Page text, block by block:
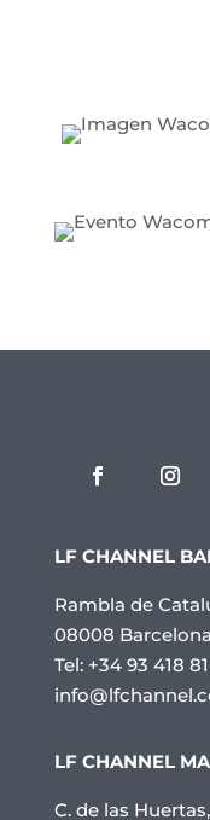
LF CHANNEL
Rambla de
08008 Barcelona
Tel: +34 93 418 81
LF CHANNEL
C. de las Huertas,